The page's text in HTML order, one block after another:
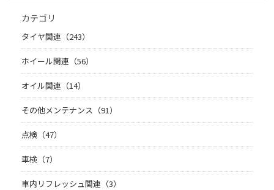
カテゴリ
タイヤ関連（243）
ホイール関連（56）
オイル関連（14）
その他メンテナンス（91）
点検（47）
車検（7）
車内リフレッシュ関連（3）